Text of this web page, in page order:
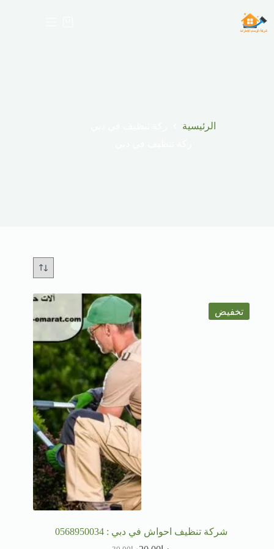
إلى
المحتوى
الرئيسية
تخفيض
شركة تنظيف احواش في دبي : 0568950034